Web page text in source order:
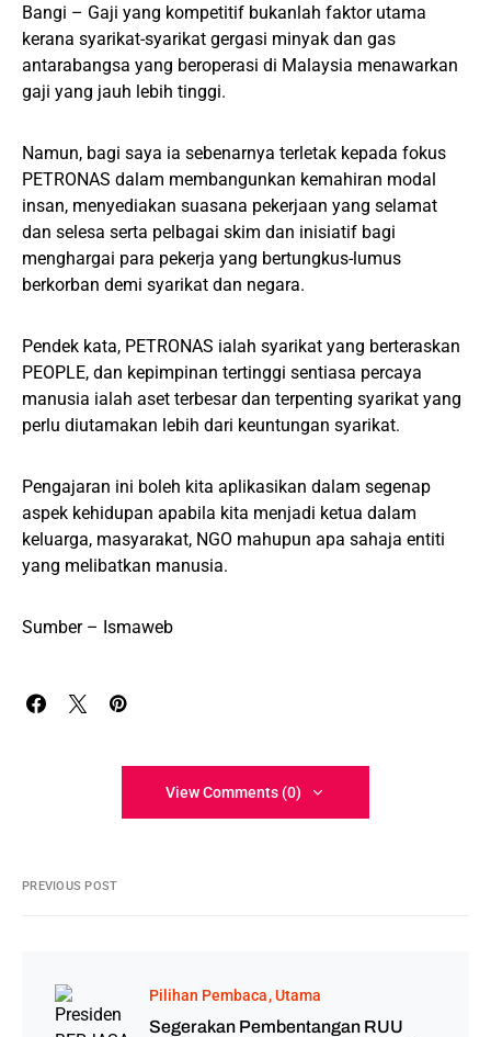
Bangi – Gaji yang kompetitif bukanlah faktor utama
kerana syarikat-syarikat gergasi minyak dan gas
antarabangsa yang beroperasi di Malaysia menawarkan
gaji yang jauh lebih tinggi.
Namun, bagi saya ia sebenarnya terletak kepada fokus
PETRONAS dalam membangunkan kemahiran modal
insan, menyediakan suasana pekerjaan yang selamat
dan selesa serta pelbagai skim dan inisiatif bagi
menghargai para pekerja yang bertungkus-lumus
berkorban demi syarikat dan negara.
Pendek kata, PETRONAS ialah syarikat yang berteraskan
PEOPLE, dan kepimpinan tertinggi sentiasa percaya
manusia ialah aset terbesar dan terpenting syarikat yang
perlu diutamakan lebih dari keuntungan syarikat.
Pengajaran ini boleh kita aplikasikan dalam segenap
aspek kehidupan apabila kita menjadi ketua dalam
keluarga, masyarakat, NGO mahupun apa sahaja entiti
yang melibatkan manusia.
Sumber – Ismaweb
View Comments (0)
PREVIOUS POST
Pilihan Pembaca Utama
Segerakan Pembentangan RUU